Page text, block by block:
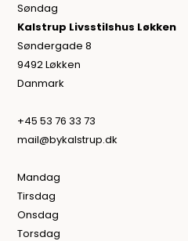
Søndag
Kalstrup Livsstilshus Løkken
Søndergade 8
9492 Løkken
Danmark
+45 53 76 33 73
mail@bykalstrup.dk
Mandag
Tirsdag
Onsdag
Torsdag